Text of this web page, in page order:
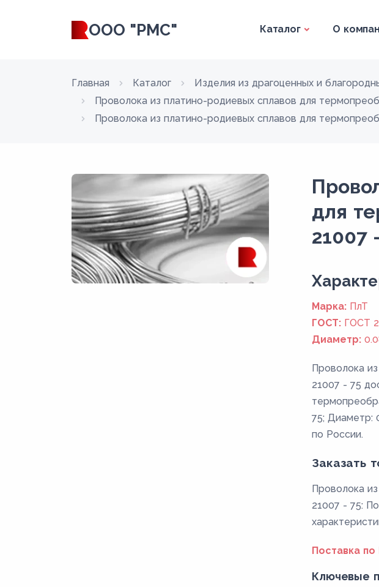
ООО "РМС" Каталог О
Главная Каталог Изделия из драгоценных и
Проволока из платино-родиевых сплавов для
Проволока из платино-родиевых сплавов для
для
21007
Марка: ПлТ
ГОСТ: ГОСТ
Диаметр:
Проволока
21007 - 75
75; Диаметр:
по России.
Заказать
Проволока
21007 - 75:
Поставка по
Ключевые